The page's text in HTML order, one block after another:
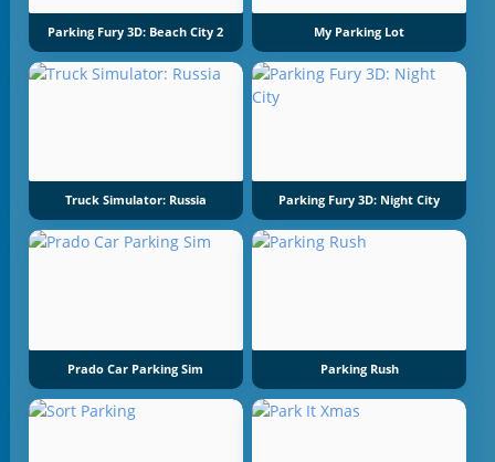
Parking Fury 3D: Beach City 2 My Parking Lot
Truck Simulator: Russia Parking Fury 3D: Night City
Prado Car Parking Sim Parking Rush